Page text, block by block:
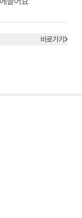
바로가기